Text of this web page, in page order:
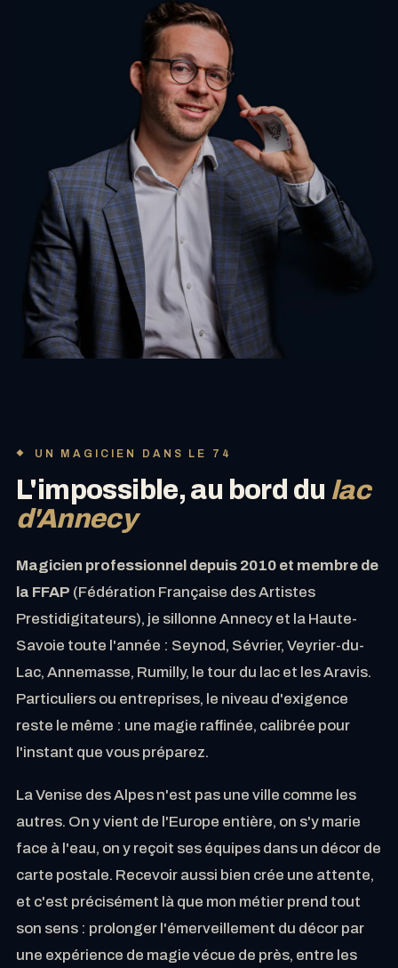
UN MAGICIEN DANS LE 74
L'impossible, au bord du lac
d'Annecy
Magicien professionnel depuis 2010 et membre de
la FFAP (Fédération Française des Artistes
Prestidigitateurs), je sillonne Annecy et la Haute-
Savoie toute l'année : Seynod, Sévrier, Veyrier-du-
Lac, Annemasse, Rumilly, le tour du lac et les Aravis.
Particuliers ou entreprises, le niveau d'exigence
reste le même : une magie raffinée, calibrée pour
l'instant que vous préparez.
La Venise des Alpes n'est pas une ville comme les
autres. On y vient de l'Europe entière, on s'y marie
face à l'eau, on y reçoit ses équipes dans un décor de
carte postale. Recevoir aussi bien crée une attente,
et c'est précisément là que mon métier prend tout
son sens : prolonger l'émerveillement du décor par
une expérience de magie vécue de près, entre les